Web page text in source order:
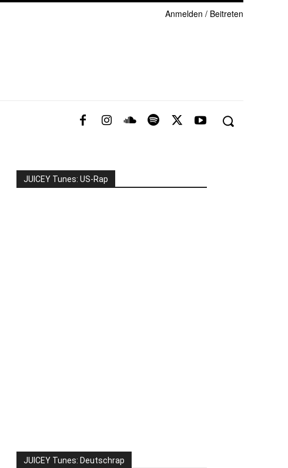
Anmelden / Beitreten
JUICEY Tunes: US-Rap
JUICEY Tunes: Deutschrap